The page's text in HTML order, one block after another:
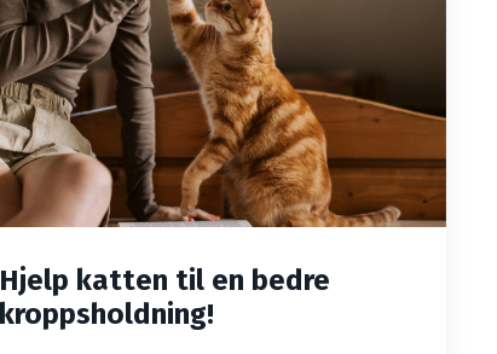
Hjelp katten til en bedre
kroppsholdning!